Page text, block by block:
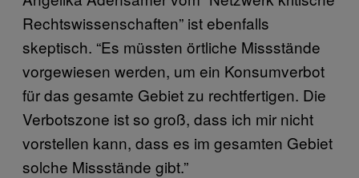
Rechtswissenschaften” ist ebenfalls
skeptisch. “Es müssten örtliche Missstände
vorgewiesen werden, um ein Konsumverbot
für das gesamte Gebiet zu rechtfertigen. Die
Verbotszone ist so groß, dass ich mir nicht
vorstellen kann, dass es im gesamten Gebiet
solche Missstände gibt.”